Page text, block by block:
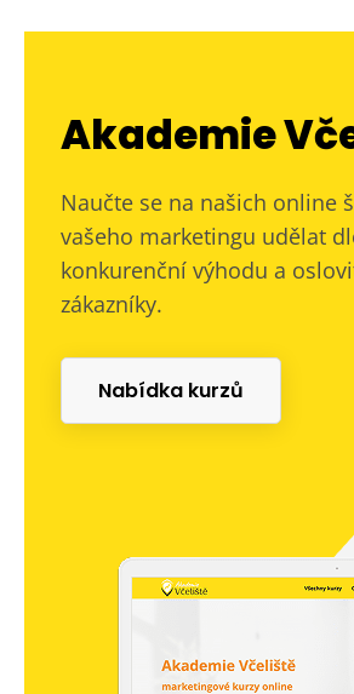
Akademie
Naučte se na našich online
vašeho marketingu udělat
konkurenční výhodu a
zákazníky.
Nabídka kurzů